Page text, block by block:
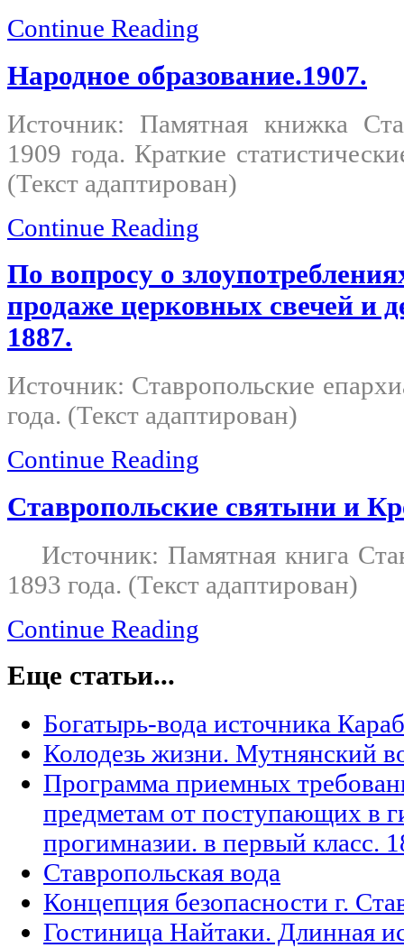
Continue Reading
Народное образование.1907.
Источник: Памятная книжка
1909 года. Краткие
(Текст адаптирован)
Continue Reading
По вопросу о
продаже церковных свечей и
1887.
Источник: Ставропольские
года. (Текст адаптирован)
Continue Reading
Ставропольские святыни и
Источник: Памятная книга
1893 года. (Текст адаптирован)
Continue Reading
Еще статьи...
Богатырь-вода источника
Колодезь жизни. Мутнянский
Программа приемных
предметам от поступающих в
прогимназии. в первый класс.
Ставропольская вода
Концепция безопасности г.
Гостиница Найтаки. Длинная